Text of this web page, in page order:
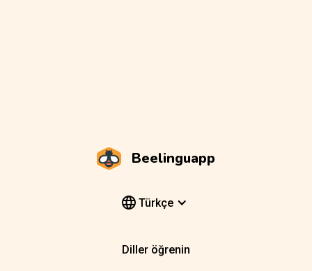
Beelinguapp
Türkçe
Diller öğrenin